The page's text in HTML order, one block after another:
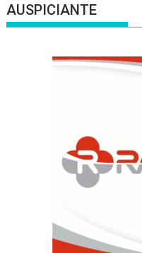
AUSPICIANTE